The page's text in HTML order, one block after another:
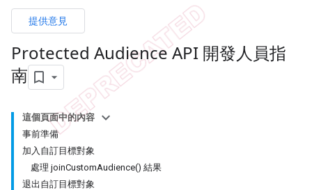
提供意見
Protected Audience API 開發人員指
南
這個頁面中的內容
事前準備
加入自訂目標對象
處理 joinCustomAudience() 結果
退出自訂目標對象